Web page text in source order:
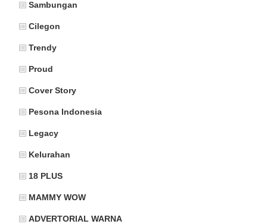
Sambungan
Cilegon
Trendy
Proud
Cover Story
Pesona Indonesia
Legacy
Kelurahan
18 PLUS
MAMMY WOW
ADVERTORIAL WARNA